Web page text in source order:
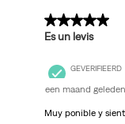
5 van 5 sterren.
Es un levis
GEVERIFIEERD
een maand geleden
Muy ponible y